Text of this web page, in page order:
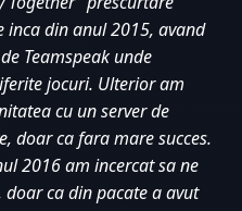
inca din anul 2015, avand
Teamspeak unde
jocuri. Ulterior am
cu un server de
doar ca fara mare succes.
2016 am incercat sa ne
doar ca din pacate a avut